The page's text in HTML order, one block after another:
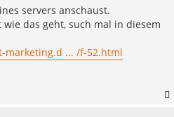
servers anschaust.
das geht, such mal in diesem
marketing.d ... /f-52.html